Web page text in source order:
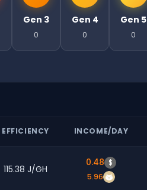
Gen 3
0
Gen 4
0
Gen 5
0
EFFICIENCY INCOME/DAY
115.38 J/GH
0.48 $
5.96